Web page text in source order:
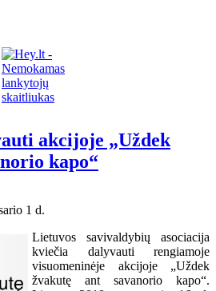
akcijoje „Uždek
kapo“
1 d.
Lietuvos savivaldybių asociacija
kviečia dalyvauti rengiamoje
visuomeninėje akcijoje „Uždek
žvakutę ant savanorio kapo“.